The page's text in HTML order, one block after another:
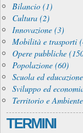
Bilancio (1)
Cultura (2)
Innovazione (3)
Mobilità e trasporti
Opere pubbliche
Popolazione (60)
Scuola ed
Sviluppo ed
Territorio e
TERMINI